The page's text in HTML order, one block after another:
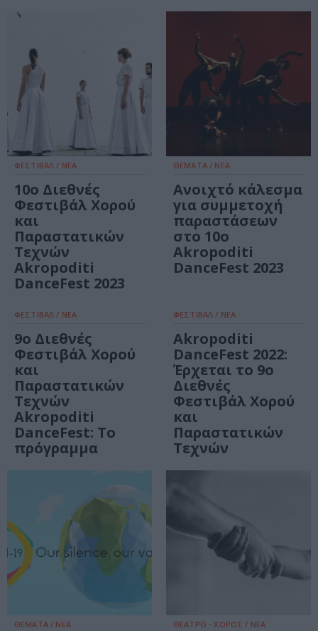
ΦΕΣΤΙΒΑΛ / ΝΕΑ
10ο Διεθνές
Φεστιβάλ Χορού
και
Παραστατικών
Τεχνών
Akropoditi
DanceFest 2023
ΘΕΜΑΤΑ / ΝΕΑ
Ανοιχτό κάλεσμα
για συμμετοχή
παραστάσεων
στο 10ο
Akropoditi
DanceFest 2023
ΦΕΣΤΙΒΑΛ / ΝΕΑ
9ο Διεθνές
Φεστιβάλ Χορού
και
Παραστατικών
Τεχνών
Akropoditi
DanceFest: Το
πρόγραμμα
ΦΕΣΤΙΒΑΛ / ΝΕΑ
Akropoditi
DanceFest 2022:
Έρχεται το 9ο
Διεθνές
Φεστιβάλ Χορού
και
Παραστατικών
Τεχνών
ΘΕΜΑΤΑ / ΝΕΑ ΘΕΑΤΡΟ - ΧΟΡΟΣ / ΝΕΑ